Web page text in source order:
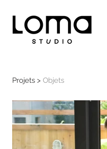
Projets > Objets